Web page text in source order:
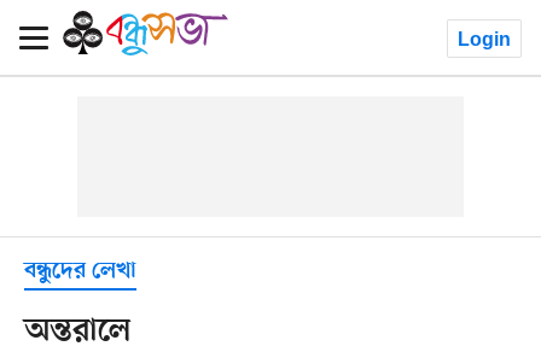
Login
বন্ধুদের লেখা
অন্তরালে